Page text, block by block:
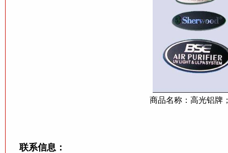
商品名称：高光铝牌
联系信息：